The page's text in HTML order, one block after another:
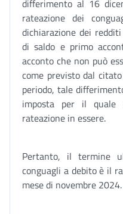
differimento al 16
rateazione dei
dichiarazione dei
di saldo e primo
acconto che non può
come previsto dal
periodo, tale
imposta per il quale
rateazione in essere.
Pertanto, il termine
conguagli a debito è il
mese di novembre 2024.